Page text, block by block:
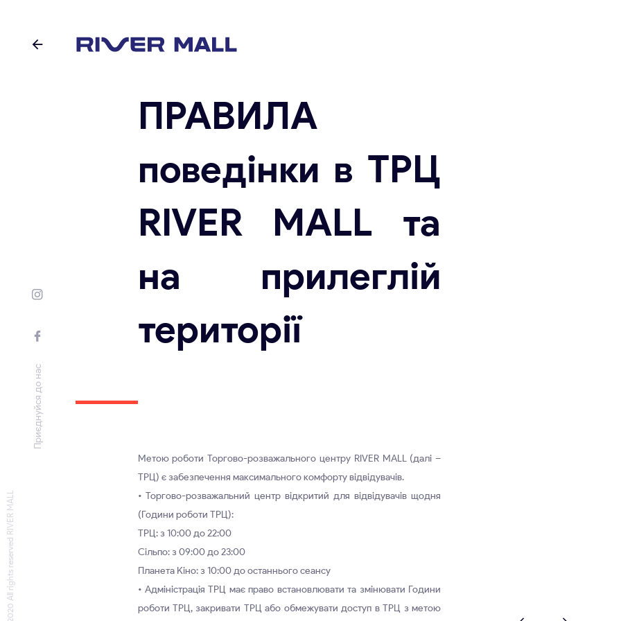
Приєднуйся до нас
© 2020 All rights reserved RIVER MALL
ПРАВИЛА
поведінки в ТРЦ
RIVER MALL та
на прилеглій
території
Метою роботи Торгово-розважального центру RIVER MALL (далі –
ТРЦ) є забезпечення максимального комфорту відвідувачів.
• Торгово-розважальний центр відкритий для відвідувачів щодня
(Години роботи ТРЦ):
ТРЦ: з 10:00 до 22:00
Сільпо: з 09:00 до 23:00
Планета Kiнo: з 10:00 до останнього сеансу
• Адміністрація ТРЦ має право встановлювати та змінювати Години
роботи ТРЦ, закривати ТРЦ або обмежувати доступ в ТРЦ з метою